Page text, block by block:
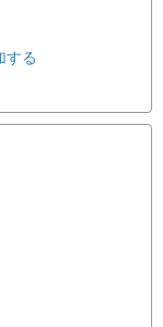
する